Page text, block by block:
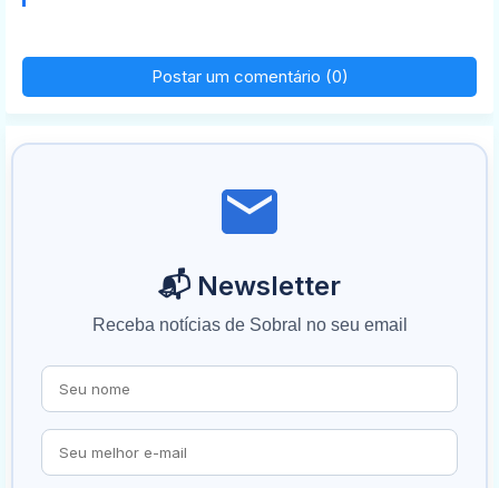
Postar um comentário (0)
📬 Newsletter
Receba notícias de Sobral no seu email